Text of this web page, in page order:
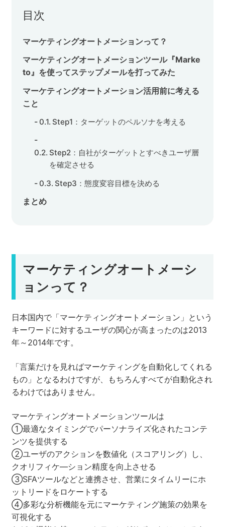
目次
マーケティングオートメーションって？
マーケティングオートメーションツール『Marke
to』を使ってステップメールを打ってみた
マーケティングオートメーション活用前に考える
こと
Step1：ターゲットのペルソナを考える
Step2：自社がターゲットとすべきユーザ層
を確定させる
Step3：態度変容目標を決める
まとめ
マーケティングオートメーシ
ョンって？
日本国内で「マーケティングオートメーション」という
キーワードに対するユーザの関心が高まったのは2013
年～2014年です。
「言葉だけを見ればマーケティングを自動化してくれる
もの」となるわけですが、もちろんすべてが自動化され
るわけではありません。
マーケティングオートメーションツールは
①最適なタイミングでパーソナライズ化されたコンテ
ンツを提供する
②ユーザのアクションを数値化（スコアリング）し、
クオリフィケ―ション精度を向上させる
③SFAツールなどと連携させ、営業にタイムリーにホ
ットリードをロケートする
④多彩な分析機能を元にマーケティング施策の効果を
可視化する